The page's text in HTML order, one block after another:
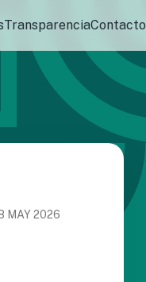
TransparenciaContacto
MAY 2026